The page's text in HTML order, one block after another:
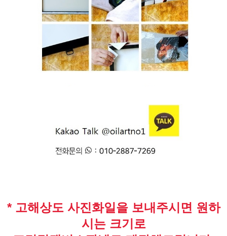
* 고해상도 사진화일을 보내주시면 원하
시는 크기로